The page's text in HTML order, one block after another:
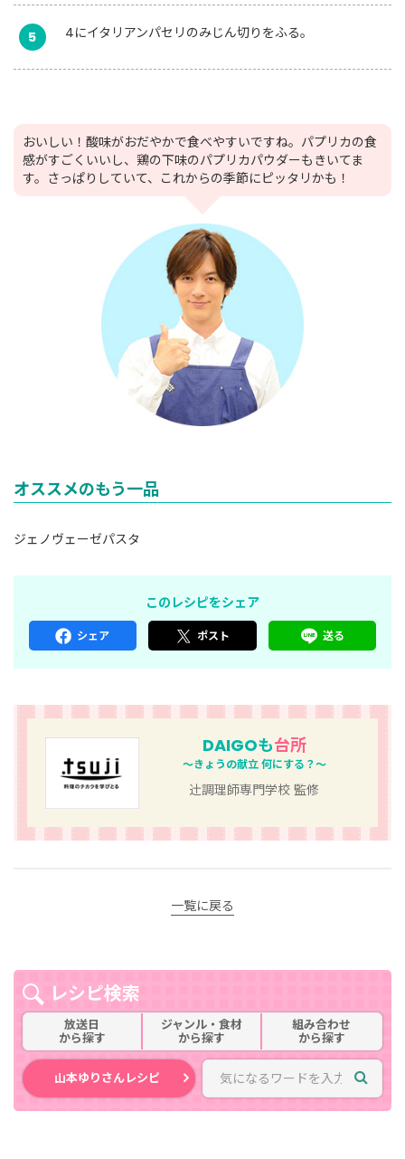
5 4にイタリアンパセリのみじん切りをふる。
おいしい！酸味がおだやかで食べやすいですね。パプリカの食
感がすごくいいし、鶏の下味のパプリカパウダーもきいてま
す。さっぱりしていて、これからの季節にピッタリかも！
オススメのもう一品
ジェノヴェーゼパスタ
このレシピをシェア
シェア ポスト 送る
DAIGOも台所
～きょうの献立 何にする？～
辻󠄀調理師専門学校 監修
一覧に戻る
レシピ検索
放送日
から探す
ジャンル・食材
から探す
組み合わせ
から探す
山本ゆりさんレシピ